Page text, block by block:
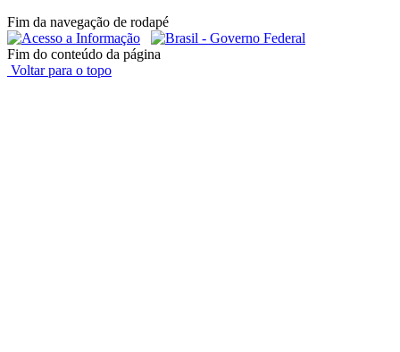
Fim da navegação de rodapé
Fim do conteúdo da página
Voltar para o topo